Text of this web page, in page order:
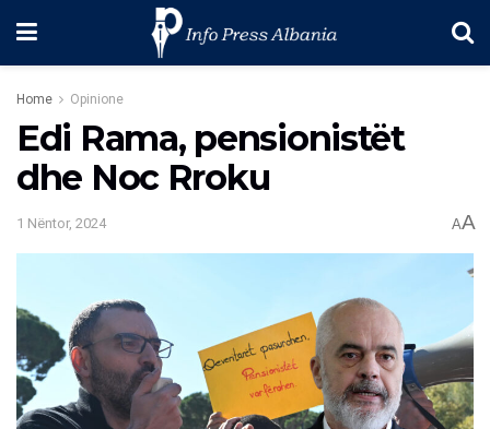
Home Opinione
Edi Rama, pensionistët
dhe Noc Rroku
1 Nëntor, 2024 AA